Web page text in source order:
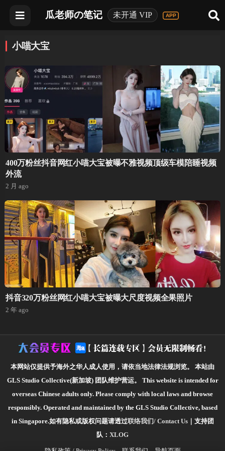
瓜老师の笔记 未开通 VIP
小喵大宝
400万粉丝抖音网红小喵大宝被曝不雅视频顶级车模陪睡视频
外流
2 月 ago
抖音320万粉丝网红小喵大宝被曝大尺度视频全果照片
2 年 ago
本网站仅提供予海外之华人成人使用，请依当地法律法规浏览。
本站由
GLS Studio Collective(新加坡) 团队维护营运。
This website is intended for
overseas Chinese adults only. Please comply with local laws and browse
responsibly. Operated and maintained by the GLS Studio Collective, based
in Singapore.如有隐私或版权问题请透过联络我们/ Contact Us｜支持团
队： XLOG